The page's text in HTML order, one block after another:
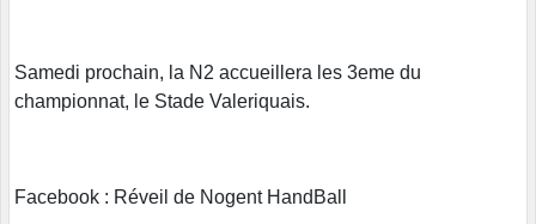
Samedi prochain, la N2 accueillera les 3eme du
championnat, le Stade Valeriquais.
Facebook : Réveil de Nogent HandBall